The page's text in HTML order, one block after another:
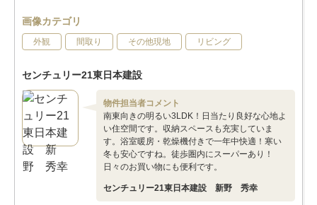
画像カテゴリ
外観 間取り その他現地 リビング
センチュリー21東日本建設
物件担当者コメント
南東向きの明るい3LDK！日当たり良好な心地よ
い住空間です。収納スペースも充実していま
す。浴室暖房・乾燥機付きで一年中快適！寒い
冬も安心ですね。徒歩圏内にスーパーあり！
日々のお買い物にも便利です。
センチュリー21東日本建設 新野 秀幸